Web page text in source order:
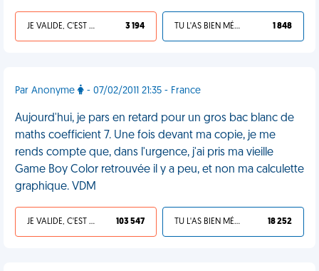
JE VALIDE, C'EST UNE VDM 3 194 TU L'AS BIEN MÉRITÉ 1 848
Par Anonyme - 07/02/2011 21:35 - France
Aujourd'hui, je pars en retard pour un gros bac blanc de
maths coefficient 7. Une fois devant ma copie, je me
rends compte que, dans l'urgence, j'ai pris ma vieille
Game Boy Color retrouvée il y a peu, et non ma calculette
graphique. VDM
JE VALIDE, C'EST UNE VDM 103 547 TU L'AS BIEN MÉRITÉ 18 252